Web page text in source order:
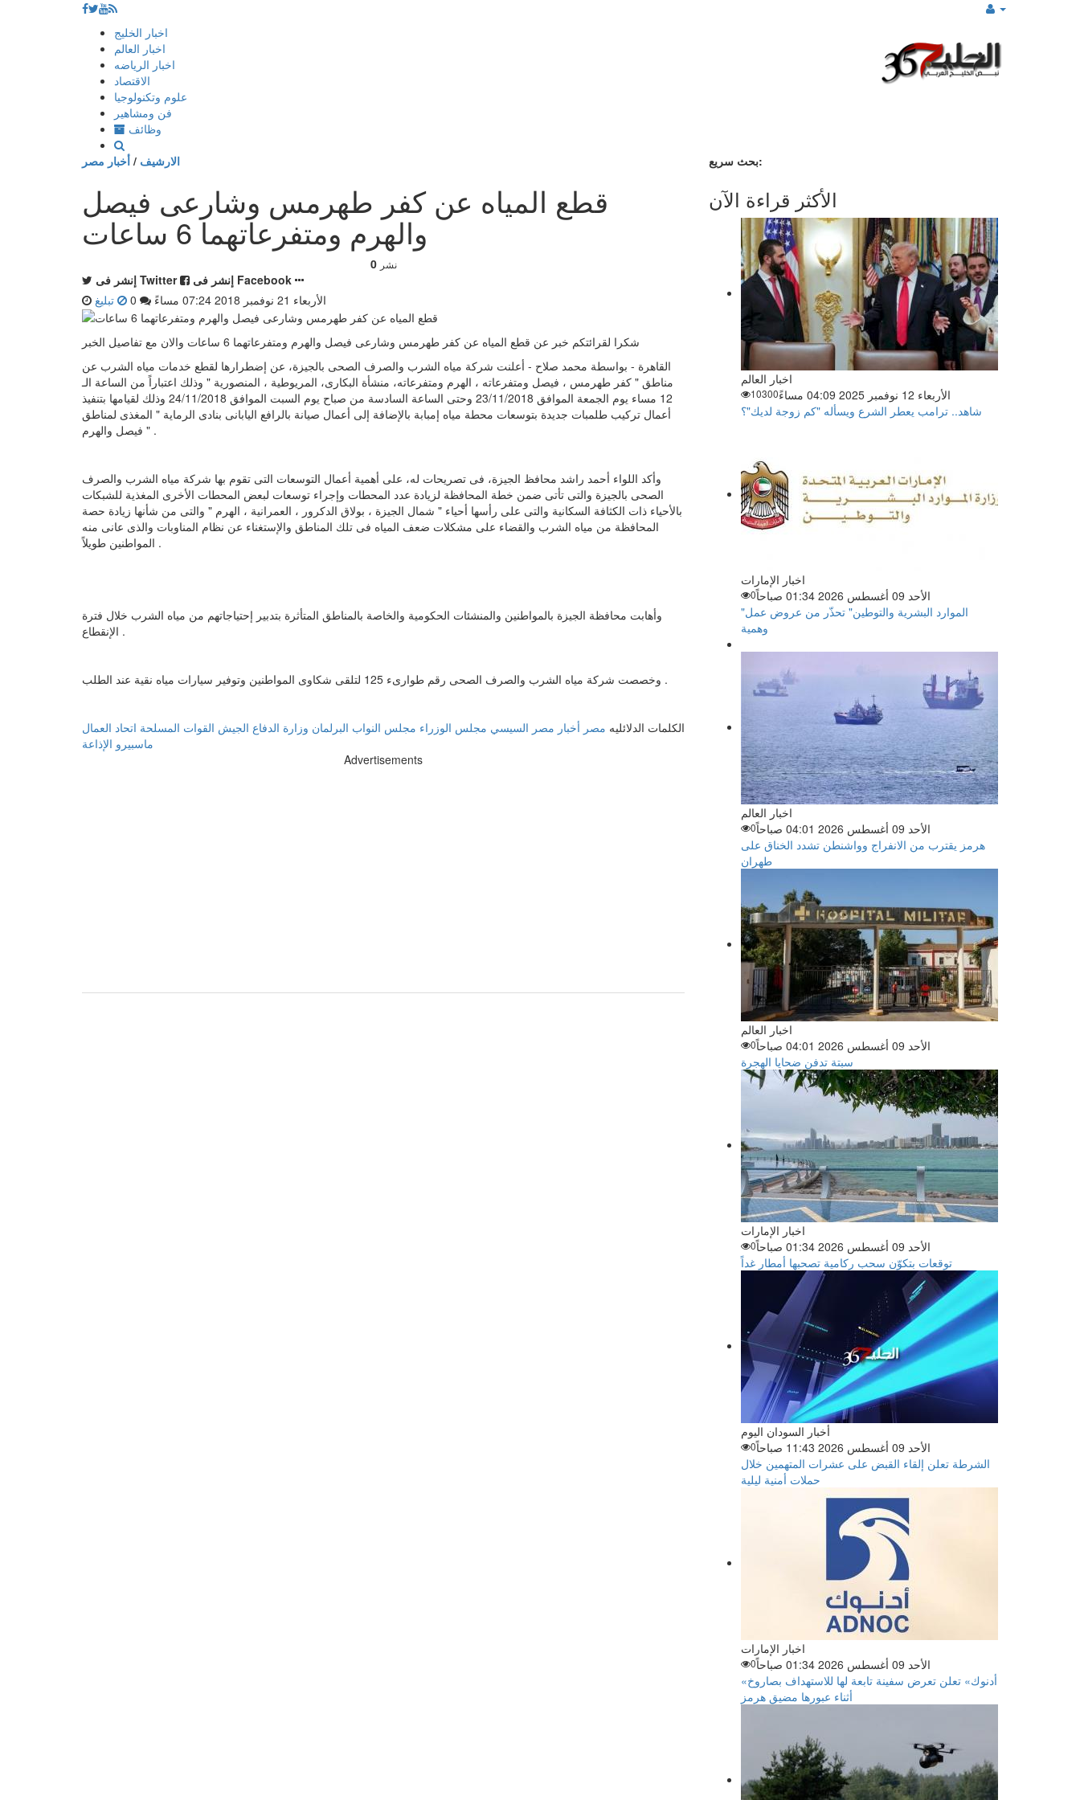
إذهب
المحتوى
اخبار الخليج
اخبار العالم
اخبار الرياضه
الاقتصاد
علوم وتكنولوجيا
فن ومشاهير
وظائف
الارشيف / أخبار مصر
قطع المياه عن كفر طهرمس وشارعى فيصل
والهرم ومتفرعاتهما 6 ساعات
0 نشر
إنشر فى Twitter
إنشر فى Facebook
الأربعاء 21 نوفمبر 2018 07:24 مساءً
تبليغ
شكرا لقرائتكم خبر عن قطع المياه عن كفر طهرمس وشارعى فيصل والهرم ومتفرعاتهما 6 ساعات والان مع تفاصيل الخبر
القاهرة - بواسطة محمد صلاح - أعلنت شركة مياه الشرب والصرف الصحى بالجيزة، عن إضطرارها لقطع خدمات مياه الشرب عن
مناطق " كفر طهرمس ، فيصل ومتفرعاته ، الهرم ومتفرعاته، منشأة البكارى، المريوطية ، المنصورية " وذلك اعتباراً من الساعة الـ
12 مساء يوم الجمعة الموافق 23/11/2018 وحتى الساعة السادسة من صباح يوم السبت الموافق 24/11/2018 وذلك لقيامها بتنفيذ
أعمال تركيب طلمبات جديدة بتوسعات محطة مياه إمبابة بالإضافة إلى أعمال صيانة بالرافع اليابانى بنادى الرماية " المغذى لمناطق
فيصل والهرم " .
وأكد اللواء أحمد راشد محافظ الجيزة، فى تصريحات له، على أهمية أعمال التوسعات التى تقوم بها شركة مياه الشرب والصرف
الصحى بالجيزة والتى تأتى ضمن خطة المحافظة لزيادة عدد المحطات وإجراء توسعات لبعض المحطات الأخرى المغذية للشبكات
بالأحياء ذات الكثافة السكانية والتى على رأسها أحياء " شمال الجيزة ، بولاق الدكرور ، العمرانية ، الهرم " والتى من شأنها زيادة حصة
المحافظة من مياه الشرب والقضاء على مشكلات ضعف المياه فى تلك المناطق والإستغناء عن نظام المناوبات والذى عانى منه
المواطنين طويلاً .
وأهابت محافظة الجيزة بالمواطنين والمنشئات الحكومية والخاصة بالمناطق المتأثرة بتدبير إحتياجاتهم من مياه الشرب خلال فترة
الإنقطاع .
وخصصت شركة مياه الشرب والصرف الصحى رقم طوارىء 125 لتلقى شكاوى المواطنين وتوفير سيارات مياه نقية عند الطلب .
الكلمات الدلائليه مصر أخبار مصر السيسي مجلس الوزراء مجلس النواب البرلمان وزارة الدفاع الجيش القوات المسلحة اتحاد العمال
ماسبيرو الإذاعة
Advertisements
بحث سريع:
الأكثر قراءة الآن
اخبار العالم
الأربعاء 12 نوفمبر 2025 04:09 مساءً
10300
شاهد.. ترامب يعطر الشرع ويسأله "كم زوجة لديك"؟
اخبار الإمارات
الأحد 09 أغسطس 2026 01:34 صباحاً
0
"الموارد البشرية والتوطين" تحذّر من عروض عمل
وهمية
اخبار العالم
الأحد 09 أغسطس 2026 04:01 صباحاً
0
هرمز يقترب من الانفراج وواشنطن تشدد الخناق على
طهران
اخبار العالم
الأحد 09 أغسطس 2026 04:01 صباحاً
0
سبتة تدفن ضحايا الهجرة
اخبار الإمارات
الأحد 09 أغسطس 2026 01:34 صباحاً
0
توقعات بتكوّن سحب ركامية تصحبها أمطار غداً
أخبار السودان اليوم
الأحد 09 أغسطس 2026 11:43 صباحاً
0
الشرطة تعلن إلقاء القبض على عشرات المتهمين خلال
حملات أمنية ليلية
اخبار الإمارات
الأحد 09 أغسطس 2026 01:34 صباحاً
0
«أدنوك» تعلن تعرض سفينة تابعة لها للاستهداف بصاروخ
أثناء عبورها مضيق هرمز